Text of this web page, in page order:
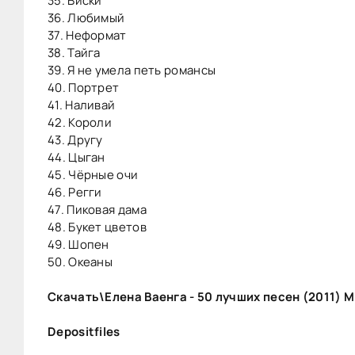
36. Любимый
37. Неформат
38. Тайга
39. Я не умела петь романсы
40. Портрет
41. Наливай
42. Короли
43. Другу
44. Цыган
45. Чёрные очи
46. Регги
47. Пиковая дама
48. Букет цветов
49. Шопен
50. Океаны
Скачать\Елена Ваенга - 50 лучших песен (2011)
Depositfiles